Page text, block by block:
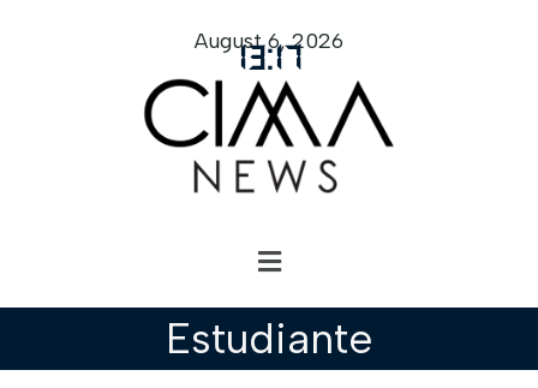
13:17
August 6, 2026
Estudiante